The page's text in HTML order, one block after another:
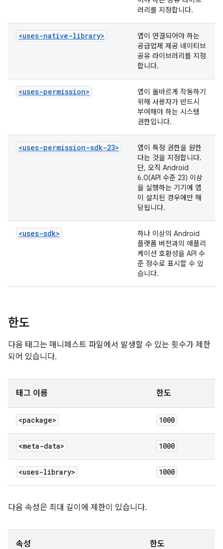
러리를 지정합니다.
<uses-native-library>
앱이 연결되어야 하는
공급업체 제공 네이티브
공유 라이브러리를 지정
합니다.
<uses-permission>
앱이 올바르게 작동하기
위해 사용자가 반드시
부여해야 하는 시스템
권한입니다.
<uses-permission-sdk-23>
앱이 특정 권한을 원한
다는 것을 지정합니다.
단, 오직 Android
6.0(API 수준 23) 이상
을 실행하는 기기에 앱
이 설치된 경우에만 해
당됩니다.
<uses-sdk>
하나 이상의 Android
플랫폼 버전과의 애플리
케이션 호환성을 API 수
준 정수로 표시할 수 있
습니다.
한도
다음 태그는 매니페스트 파일에서 발생할 수 있는 횟수가 제한
되어 있습니다.
태그 이름 한도
<package> 1000
<meta-data> 1000
<uses-library> 1000
다음 속성은 최대 길이에 제한이 있습니다.
속성 한도